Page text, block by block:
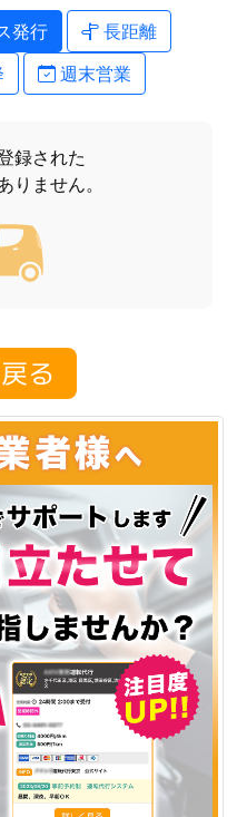
発行
長距離
週末営業
録された
りません。
る